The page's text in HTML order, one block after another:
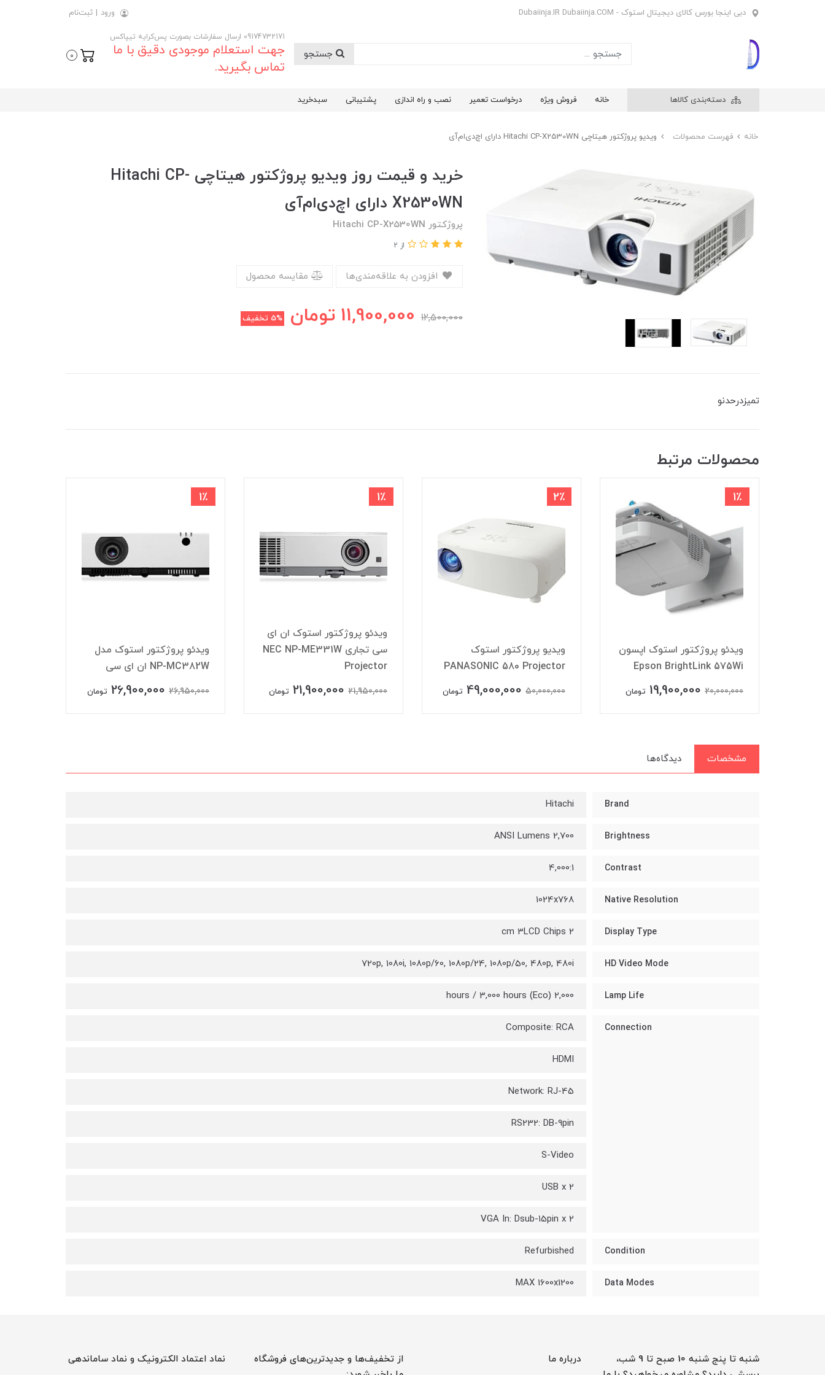
دبی اینجا بورس کالای دیجیتال استوک - Dubaiinja.IR Dubaiinja.COM ورود | ثبت‌نام
09174732171 ارسال سفارشات بصورت پس‌کرایه تیپاکس
جهت استعلام موجودی دقیق با ما
تماس بگیرید.
0
دسته‌بندی کالاها خانه فروش ویژه درخواست تعمیر نصب و راه اندازی پشتیبانی سبدخرید
خانه فهرست محصولات ویدیو پروژکتور هیتاچی Hitachi CP-X2530WN دارای اچ‌دی‌ام‌آی
خرید و قیمت روز ویدیو پروژکتور هیتاچی Hitachi CP-
X2530WN دارای اچ‌دی‌ام‌آی
پروژکتور Hitachi CP-X2530WN
از 2
مقایسه محصول
12,500,000
11,900,000 تومان 5% تخفیف
تمیزدرحدنو
محصولات مرتبط
1٪
ویدئو پروژکتور استوک اپسون
Epson BrightLink 575Wi
20,000,000
19,900,000 تومان
2٪
ویدیو پروژکتور استوک
PANASONIC 580 Projector
50,000,000
49,000,000 تومان
1٪
ویدئو پروژکتور استوک ان ای
سی تجاری NEC NP-ME331W
Projector
21,950,000
21,900,000 تومان
1٪
ویدئو پروژکتور استوک مدل
NP-MC382W ان ای سی
26,950,000
26,900,000 تومان
مشخصات دیدگاه‌ها
Brand
Hitachi
Brightness
2,700 ANSI Lumens
Contrast
4,000:1
Native Resolution
1024x768
Display Type
2 cm 3LCD Chips
HD Video Mode
720p, 1080i, 1080p/60, 1080p/24, 1080p/50, 480p, 480i
Lamp Life
2,000 hours / 3,000 hours (Eco)
Connection
Composite: RCA
HDMI
Network: RJ-45
RS232: DB-9pin
S-Video
USB x 2
VGA In: Dsub-15pin x 2
Condition
Refurbished
Data Modes
MAX 1600x1200
شنبه تا پنج شنبه 10 صبح تا 9 شب،
درباره ما
از تخفیف‌ها و جدیدترین‌های فروشگاه
نماد اعتماد الکترونیک و نماد ساماندهی